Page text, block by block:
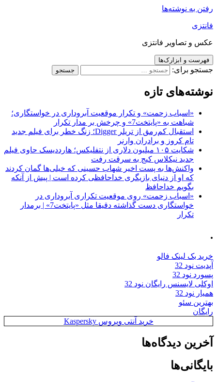
رفتن به نوشته‌ها
فانتزی
عکس و تصاویر فانتزی
فهرست و ابزارک‌ها
جستجو برای:
نوشته‌های تازه
«اسباب زحمت» و تکرار موقعیت آبروداری در خواستگاری؛
شباهت به «پایتخت7» و چرخش بر مدار تکرار
استقبال کم‌رمق از تریلر Digger؛ زنگ خطر برای فیلم جدید
تام کروز و برادران وارنر
شکایت ۱۰۵ میلیون دلاری از نتفلیکس؛ هارددیسک حاوی فیلم
جدید نیکلاس کیج به سرقت رفت
واکنش‌ها به پست اخیر شهاب حسینی که خیلی‌ها گمان کردند
که او از دنیای بازیگری خداحافظی کرده است | پیش از آنکه
بگویم خداحافظ
«اسباب زحمت» روی موقعیت تکراری آبروداری در
خواستگاری دست گذاشته دقیقا مثل «پایتخت7» | برمدار
تکرار
.
خرید بک لینک فالو
آپدیت نود 32
پسورد نود 32
اوکلی لایسنس رایگان نود 32
همیار نود 32
بهترین سئو
رایگان
خرید آنتی ویروس Kaspersky
آخرین دیدگاه‌ها
بایگانی‌ها